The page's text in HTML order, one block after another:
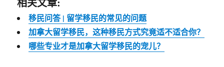
相关文章:
移民问答 | 留学移民的常见的问题
加拿大留学移民，这种移民方式究竟适不适合你？
哪些专业才是加拿大留学移民的宠儿？